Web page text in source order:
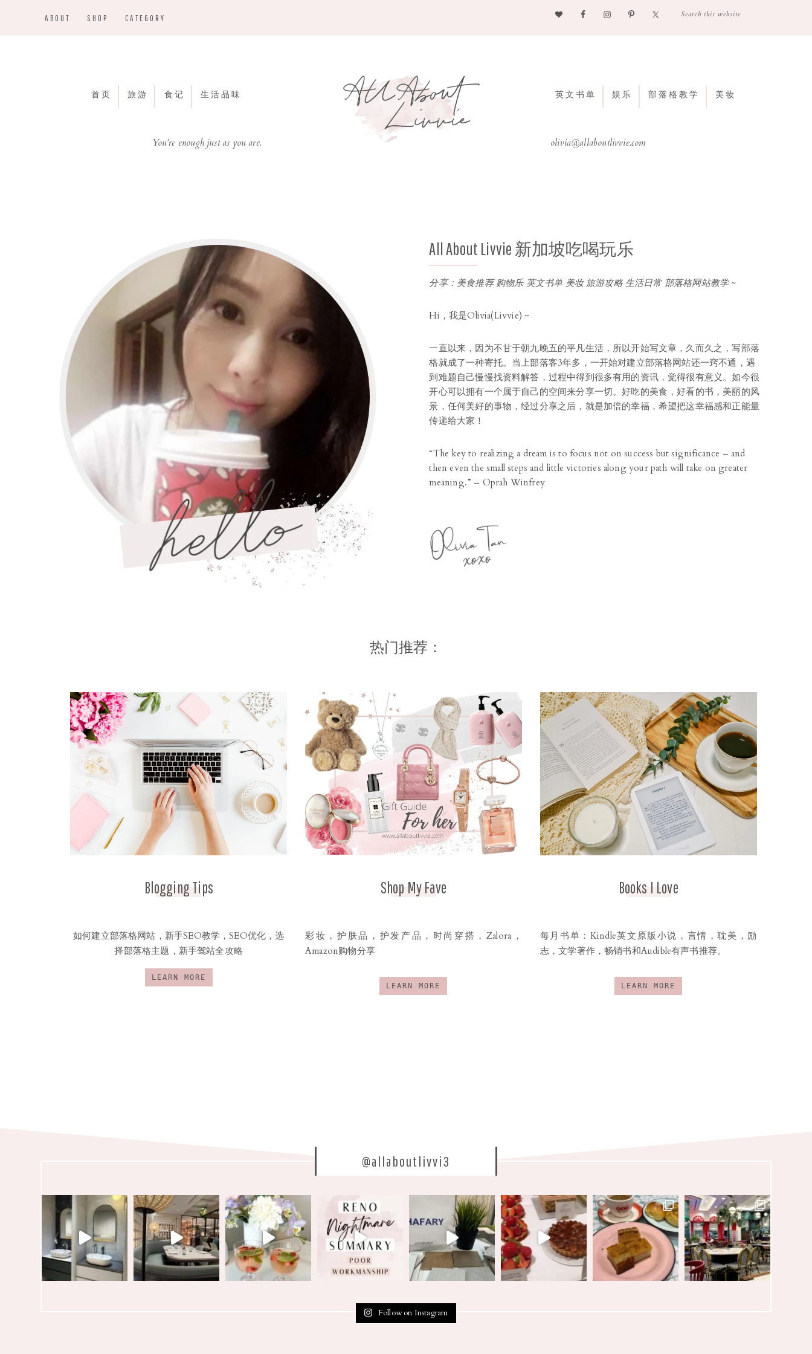
ABOUT SHOP CATEGORY
首页 旅游 食记 生活品味 英文书单 娱乐 部落格教学 美妆
You're enough just as you are. olivia@allaboutlivvie.com
All About Livvie 新加坡吃喝玩乐
分享：美食推荐 购物乐 英文书单 美妆 旅游攻略 生活日常 部落格网站教学 ~
Hi，我是Olivia(Livvie) ~
一直以来，因为不甘于朝九晚五的平凡生活，所以开始写文章，久而久之，写部落
格就成了一种寄托。当上部落客3年多，一开始对建立部落格网站还一窍不通，遇
到难题自己慢慢找资料解答，过程中得到很多有用的资讯，觉得很有意义。如今很
开心可以拥有一个属于自己的空间来分享一切。好吃的美食，好看的书，美丽的风
景，任何美好的事物，经过分享之后，就是加倍的幸福，希望把这幸福感和正能量
传递给大家！
“The key to realizing a dream is to focus not on success but significance – and
then even the small steps and little victories along your path will take on greater
meaning.” – Oprah Winfrey
热门推荐：
Blogging Tips
如何建立部落格网站，新手SEO教学，SEO优化，选
择部落格主题，新手驾站全攻略
LEARN MORE
Shop My Fave
彩妆，护肤品，护发产品，时尚穿搭，Zalora，
Amazon购物分享
LEARN MORE
Books I Love
每月书单：Kindle英文原版小说，言情，耽美，励
志，文学著作，畅销书和Audible有声书推荐。
LEARN MORE
@allaboutlivvi3
Follow on Instagram